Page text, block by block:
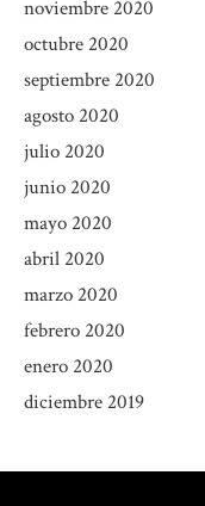
noviembre 2020
octubre 2020
septiembre 2020
agosto 2020
julio 2020
junio 2020
mayo 2020
abril 2020
marzo 2020
febrero 2020
enero 2020
diciembre 2019